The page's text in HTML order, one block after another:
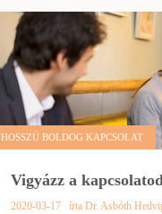
HOSSZÚ BOLDOG KAPCSOLAT
Vigyázz a
2020-03-17 írta Dr. Asbóth